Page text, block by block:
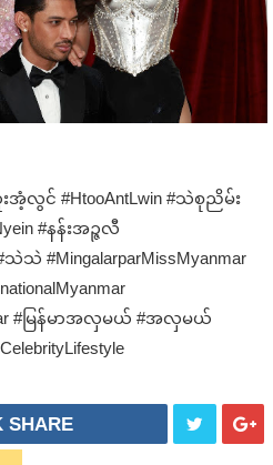
းအံ့လွင် #HtooAntLwin #သဲစုညိမ်း
#နန်းအဉ္ဇလီ
သဲ #MingalarparMissMyanmar
#မြန်မာအလှမယ် #အလှမယ်
SHARE